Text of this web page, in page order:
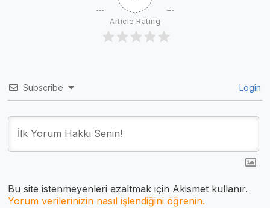
Article Rating
Subscribe Login
Bu site istenmeyenleri azaltmak için Akismet kullanır.
Yorum verilerinizin nasıl işlendiğini öğrenin.